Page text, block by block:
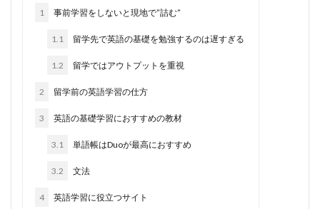
1 事前学習をしないと現地で”詰む”
1.1 留学先で英語の基礎を勉強するのは遅すぎる
1.2 留学ではアウトプットを重視
2 留学前の英語学習の仕方
3 英語の基礎学習におすすめの教材
3.1 単語帳はDuoが最高におすすめ
3.2 文法
4 英語学習に役立つサイト